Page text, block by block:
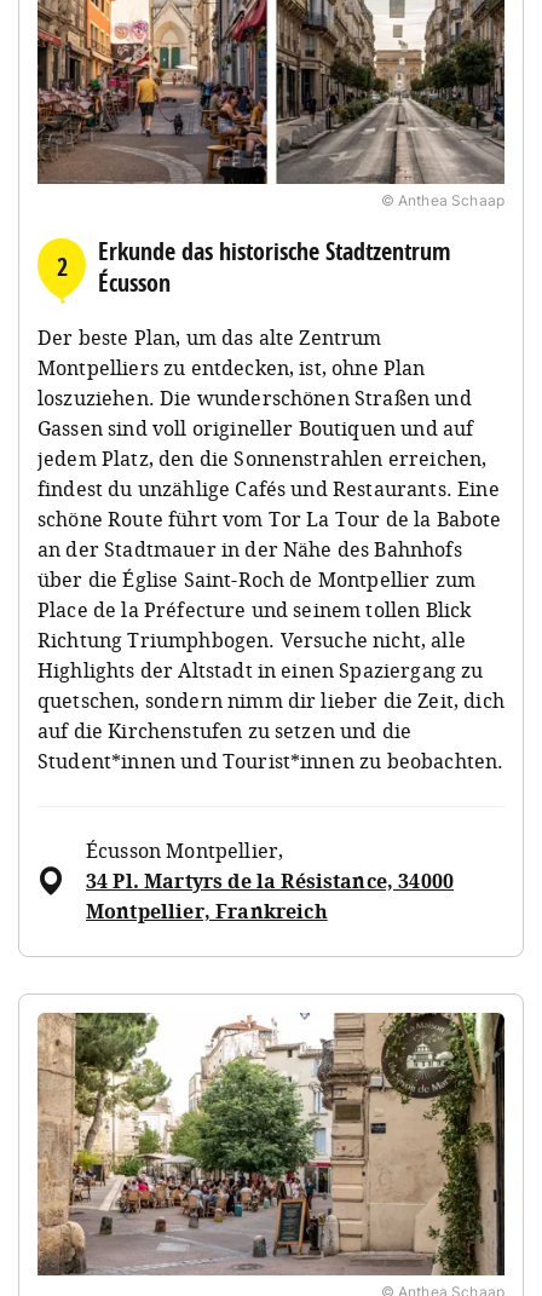
© Anthea Schaap
2
Erkunde das historische Stadtzentrum
Écusson
Der beste Plan, um das alte Zentrum
Montpelliers zu entdecken, ist, ohne Plan
loszuziehen. Die wunderschönen Straßen und
Gassen sind voll origineller Boutiquen und auf
jedem Platz, den die Sonnenstrahlen erreichen,
findest du unzählige Cafés und Restaurants. Eine
schöne Route führt vom Tor La Tour de la Babote
an der Stadtmauer in der Nähe des Bahnhofs
über die Église Saint-Roch de Montpellier zum
Place de la Préfecture und seinem tollen Blick
Richtung Triumphbogen. Versuche nicht, alle
Highlights der Altstadt in einen Spaziergang zu
quetschen, sondern nimm dir lieber die Zeit, dich
auf die Kirchenstufen zu setzen und die
Student*innen und Tourist*innen zu beobachten.
Écusson Montpellier,
34 Pl. Martyrs de la Résistance, 34000
Montpellier, Frankreich
© Anthea Schaap